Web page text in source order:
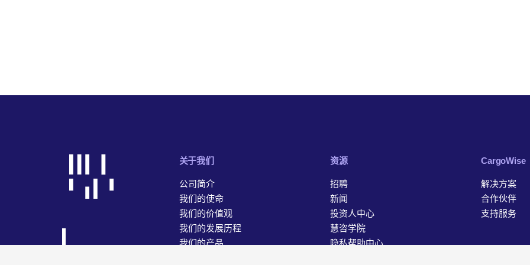
关于我们
公司简介
我们的使命
我们的价值观
我们的发展历程
我们的产品
资源
招聘
新闻
投资人中心
慧咨学院
隐私帮助中心
‎CargoWise
解决方案
合作伙伴
支持服务